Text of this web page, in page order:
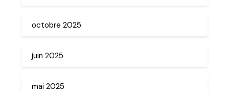
octobre 2025
juin 2025
mai 2025